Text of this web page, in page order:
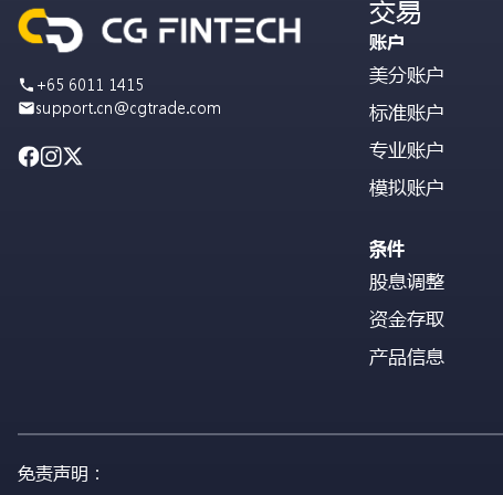
+65 6011 1415
support.cn@cgtrade.com
交易
账户
美分账户
标准账户
专业账户
模拟账户
条件
股息调整
资金存取
产品信息
免责声明：